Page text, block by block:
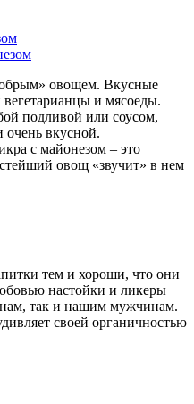
овощем. Вкусные
и мясоеды.
подливой или соусом,
очень вкусной.
с майонезом – это
овощ «звучит» в нем
тем и хороши, что они
настойки и ликеры
так и нашим мужчинам.
своей органичностью